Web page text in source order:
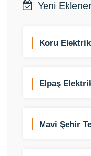
Yeni
Koru Elektrik
Elpaş
Mavi Şehir